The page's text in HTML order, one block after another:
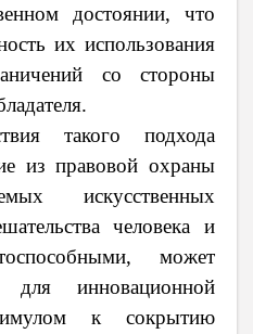
достоянии, что
их использования
со стороны
такого подхода
из правовой охраны
искусственных
человека и
может
для инновационной
к сокрытию